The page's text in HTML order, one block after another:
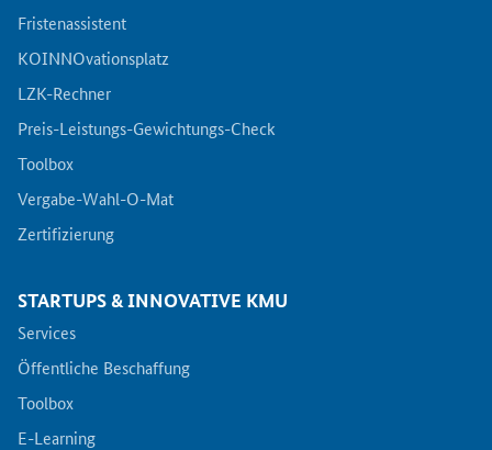
Fristenassistent
KOINNOvationsplatz
LZK-Rechner
Preis-Leistungs-Gewichtungs-Check
Toolbox
Vergabe-Wahl-O-Mat
Zertifizierung
STARTUPS & INNOVATIVE KMU
Services
Öffentliche Beschaffung
Toolbox
E-Learning